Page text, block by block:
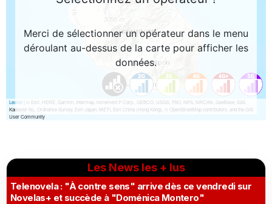
Les News les + lus
Telenovela : "À contre sens" arrive dès ce vendredi sur
Novelas+ et succède à "Doménica Montero"